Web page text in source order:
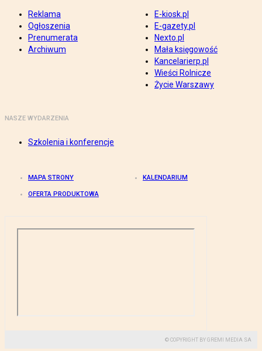
Reklama
Ogłoszenia
Prenumerata
Archiwum
E-kiosk.pl
E-gazety.pl
Nexto.pl
Mała księgowość
Kancelarierp.pl
Wieści Rolnicze
Życie Warszawy
NASZE WYDARZENIA
Szkolenia i konferencje
MAPA STRONY KALENDARIUM
OFERTA PRODUKTOWA
© COPYRIGHT BY GREMI MEDIA SA